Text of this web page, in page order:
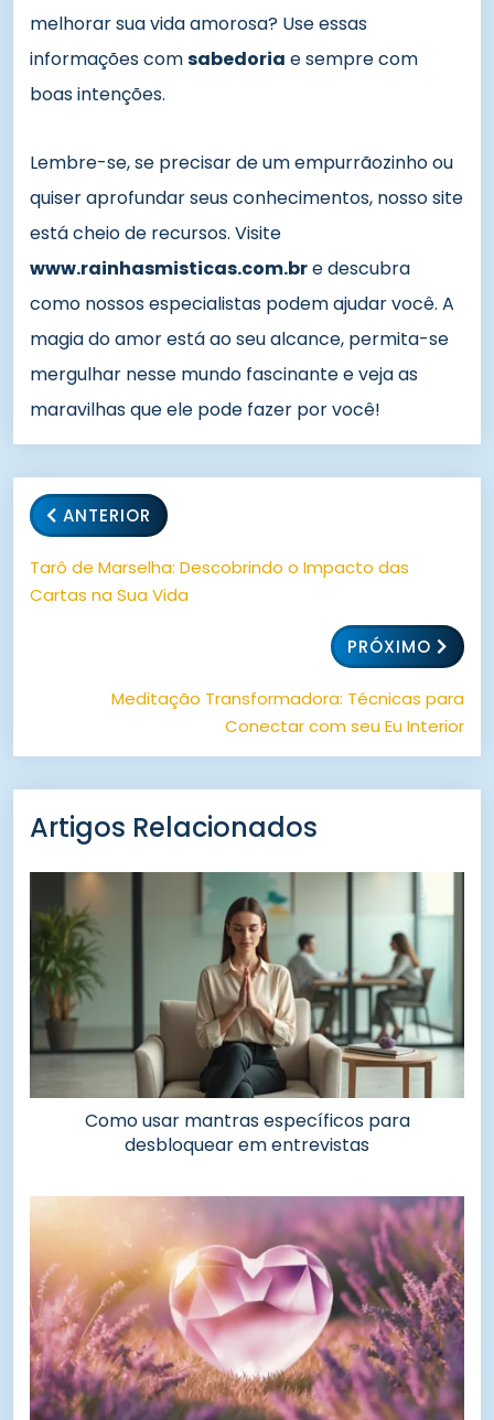
melhorar sua vida amorosa? Use essas
informações comsabedoria e sempre com
boas intenções.
Lembre-se, se precisar de um empurrãozinho ou
quiser aprofundar seus conhecimentos, nosso site
está cheio de recursos. Visite
www.rainhasmisticas.com.bre descubra
como nossos especialistas podem ajudar você. A
magia do amor está ao seu alcance, permita-se
mergulhar nesse mundo fascinante e veja as
maravilhas que ele pode fazer por você!
ANTERIOR
Tarô de Marselha: Descobrindo o Impacto das
Cartas na Sua Vida
PRÓXIMO
Meditação Transformadora: Técnicas para
Conectar com seu Eu Interior
Artigos Relacionados
Como usar mantras específicos para
desbloquear em entrevistas